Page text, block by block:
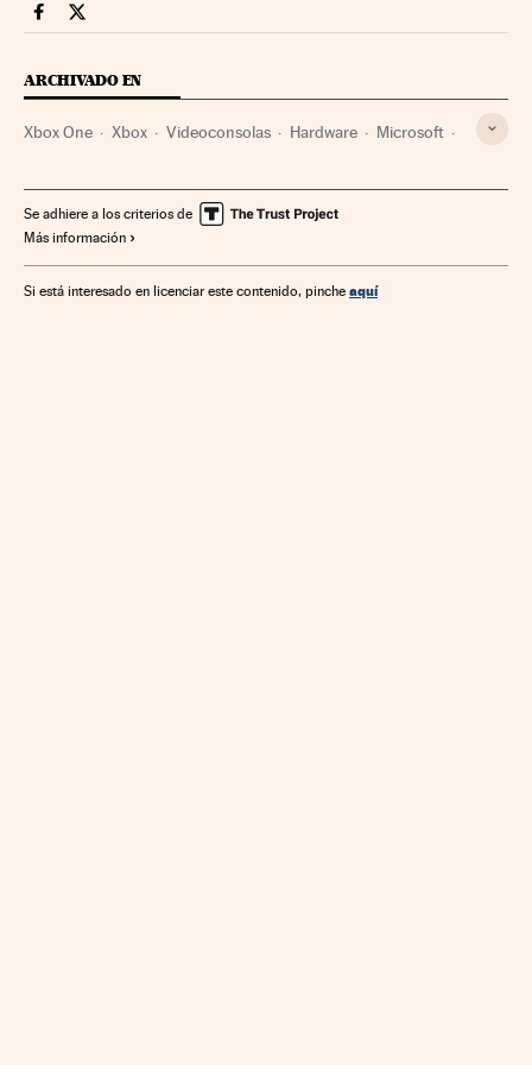
Smartlife Cinco Días en Facebook
Smartlife Cinco Días en Twitter
ARCHIVADO EN
Xbox One Xbox Videoconsolas Hardware Microsoft
Videojuegos Ocio Informática Estilo vida
Se adhiere a los criterios de
Más información
Si está interesado en licenciar este contenido, pinche aquí